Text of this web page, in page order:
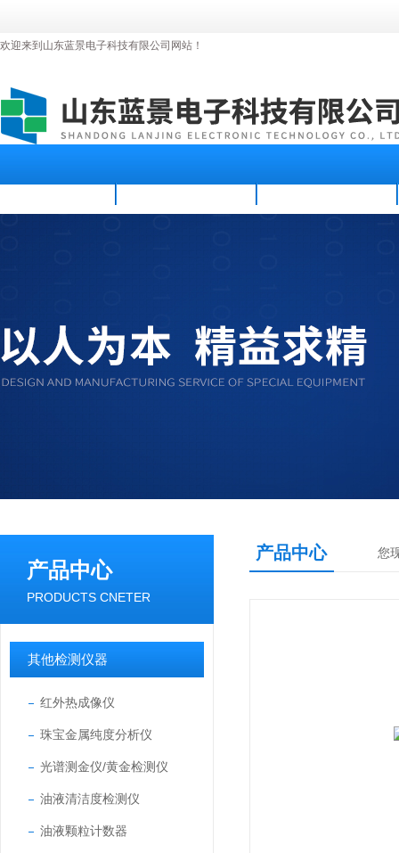
欢迎来到山东蓝景电子科技有限公司网站！
产品中心
PRODUCTS CNETER
其他检测仪器
红外热成像仪
珠宝金属纯度分析仪
光谱测金仪/黄金检测仪
油液清洁度检测仪
油液颗粒计数器
产品中心 您